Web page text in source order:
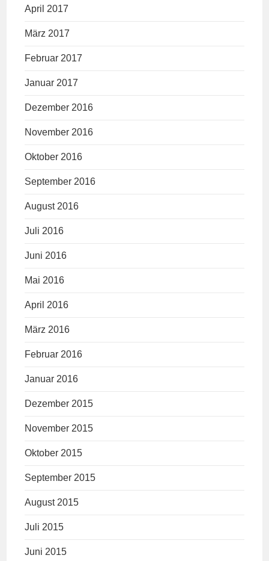
April 2017
März 2017
Februar 2017
Januar 2017
Dezember 2016
November 2016
Oktober 2016
September 2016
August 2016
Juli 2016
Juni 2016
Mai 2016
April 2016
März 2016
Februar 2016
Januar 2016
Dezember 2015
November 2015
Oktober 2015
September 2015
August 2015
Juli 2015
Juni 2015